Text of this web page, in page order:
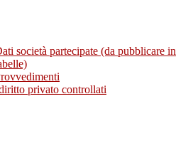
società partecipate (da pubblicare in
privato controllati